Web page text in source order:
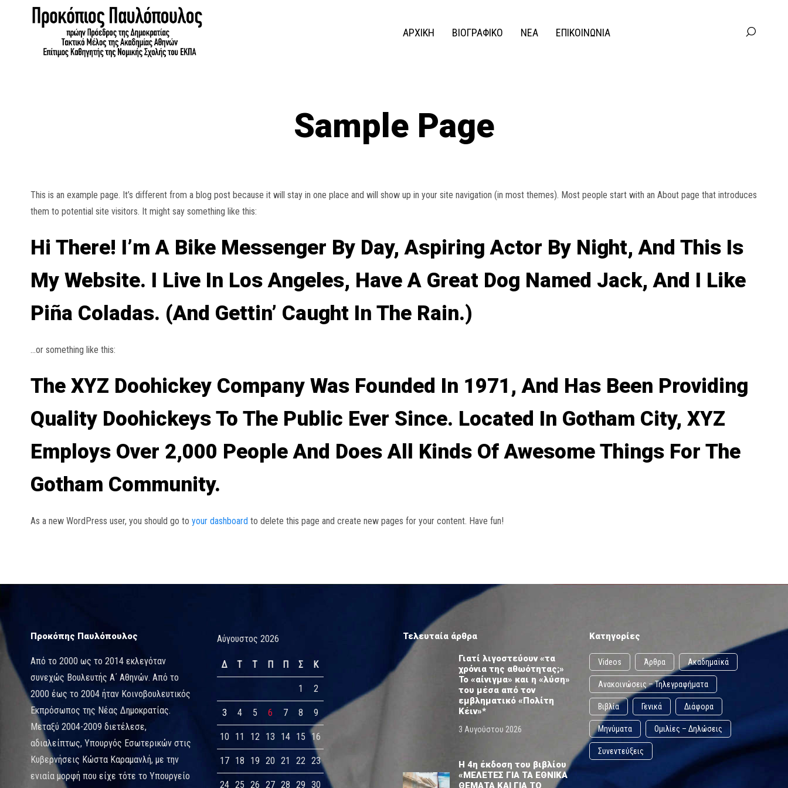
ΑΡΧΙΚΗ ΒΙΟΓΡΑΦΙΚΟ ΝΕΑ ΕΠΙΚΟΙΝΩΝΙΑ
Sample Page
This is an example page. It’s different from a blog post because it will stay in one place and will show up in your site navigation (in most themes). Most people start with an About page that introduces
them to potential site visitors. It might say something like this:
Hi There! I’m A Bike Messenger By Day, Aspiring Actor By Night, And This Is
My Website. I Live In Los Angeles, Have A Great Dog Named Jack, And I Like
Piña Coladas. (And Gettin’ Caught In The Rain.)
…or something like this:
The XYZ Doohickey Company Was Founded In 1971, And Has Been Providing
Quality Doohickeys To The Public Ever Since. Located In Gotham City, XYZ
Employs Over 2,000 People And Does All Kinds Of Awesome Things For The
Gotham Community.
As a new WordPress user, you should go to your dashboard to delete this page and create new pages for your content. Have fun!
Προκόπης Παυλόπουλος
Από το 2000 ως το 2014 εκλεγόταν
συνεχώς Βουλευτής Α΄ Αθηνών. Από το
2000 έως το 2004 ήταν Κοινοβουλευτικός
Εκπρόσωπος της Νέας Δημοκρατίας.
Μεταξύ 2004-2009 διετέλεσε,
αδιαλείπτως, Υπουργός Εσωτερικών στις
Κυβερνήσεις Κώστα Καραμανλή, με την
ενιαία μορφή που είχε τότε το Υπουργείο
Αύγουστος 2026
Δ Τ Τ Π Π Σ Κ
1 2
3 4 5 6 7 8 9
10 11 12 13 14 15 16
17 18 19 20 21 22 23
24 25 26 27 28 29 30
Τελευταία άρθρα
Γιατί λιγοστεύουν «τα
χρόνια της αθωότητας;»
Το «αίνιγμα» και η «λύση»
του μέσα από τον
εμβληματικό «Πολίτη
Κέιν»*
3 Αυγούστου 2026
Η 4η έκδοση του βιβλίου
«ΜΕΛΕΤΕΣ ΓΙΑ ΤΑ ΕΘΝΙΚΑ
ΘΕΜΑΤΑ ΚΑΙ ΓΙΑ ΤΟ
Κατηγορίες
Videos Άρθρα Ακαδημαϊκά
Ανακοινώσεις – Τηλεγραφήματα
Βιβλία Γενικά Διάφορα
Μηνύματα Ομιλίες – Δηλώσεις
Συνεντεύξεις